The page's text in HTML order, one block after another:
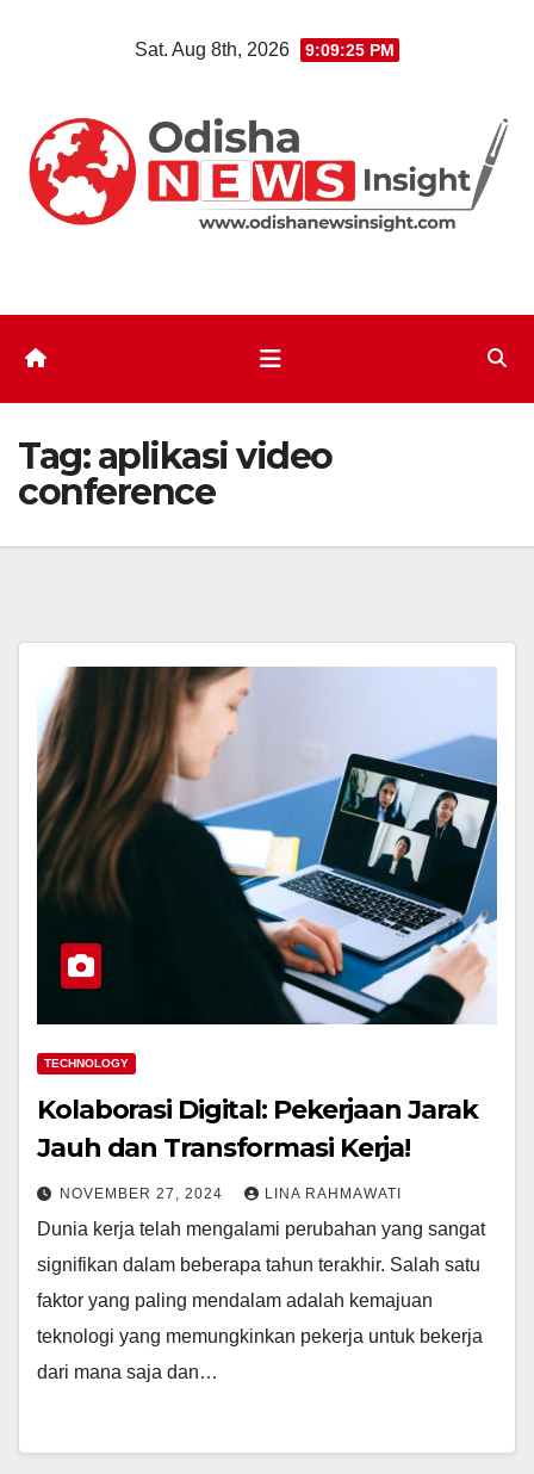
Sat. Aug 8th, 2026 9:09:25 PM
Tag:aplikasi video
conference
TECHNOLOGY
Kolaborasi Digital: Pekerjaan Jarak
Jauh dan Transformasi Kerja!
NOVEMBER 27, 2024 LINA RAHMAWATI
Dunia kerja telah mengalami perubahan yang sangat
signifikan dalam beberapa tahun terakhir. Salah satu
faktor yang paling mendalam adalah kemajuan
teknologi yang memungkinkan pekerja untuk bekerja
dari mana saja dan…